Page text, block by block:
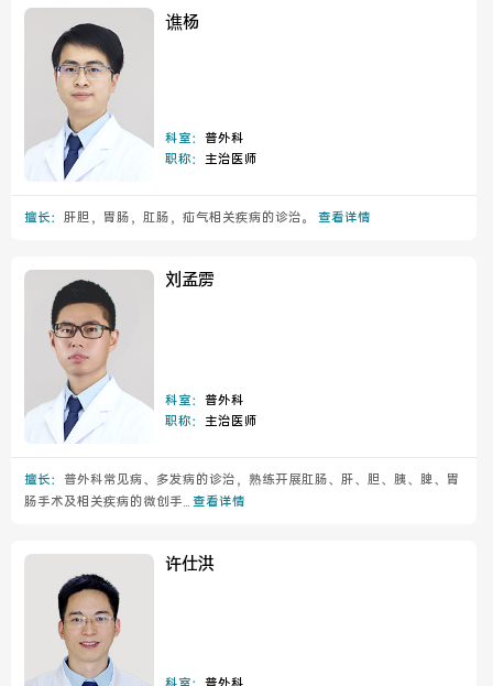
谯杨
科室：普外科
职称：主治医师
擅长： 肝胆，胃肠，肛肠，疝气相关疾病的诊治。 查看详情
刘孟雳
科室：普外科
职称： 主治医师
擅长： 普外科常见病、多发病的诊治，熟练开展肛肠、肝、胆、胰、脾、胃
肠手术及相关疾病的微创手... 查看详情
许仕洪